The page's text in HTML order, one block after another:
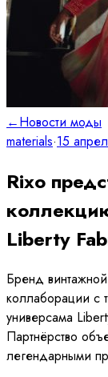
←Новости моды
materials·15
Rixo
Liberty
Бренд
коллаборации с
универсама
Партнёрство
легендарными